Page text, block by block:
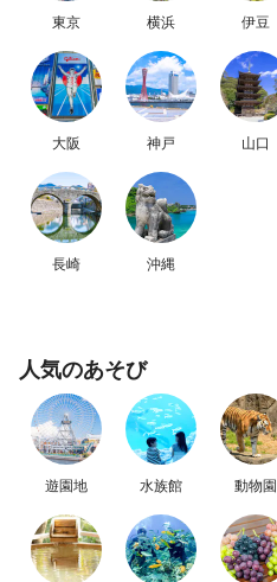
東京 横浜 伊豆
大阪 神戸 山口
長崎 沖縄
人気のあそび
遊園地 水族館 動物園